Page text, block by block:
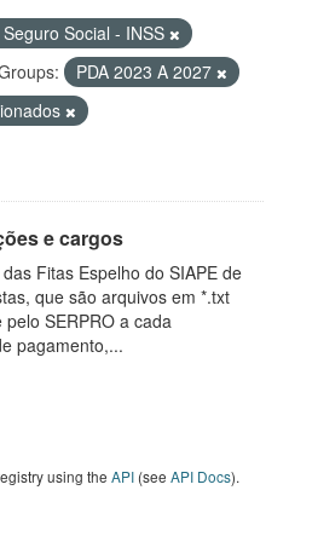
Social - INSS
PDA 2023 A 2027
e cargos
Fitas Espelho do SIAPE de
que são arquivos em *.txt
SERPRO a cada
pagamento,...
using the API (see API Docs).